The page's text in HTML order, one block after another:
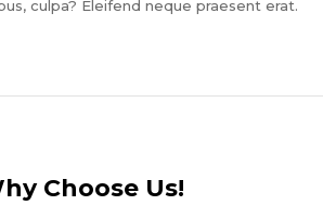
culpa? Eleifend neque praesent erat.
Choose Us!​